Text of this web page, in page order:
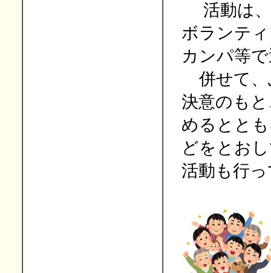
活動は
ボランテ
カンパ等
併せて
決意のも
めるとと
どをとお
活動も行